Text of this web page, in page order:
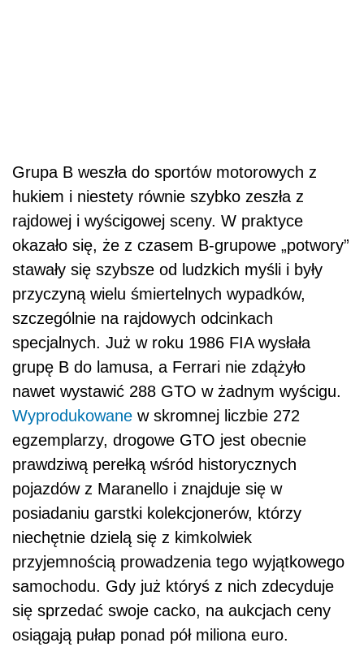
Grupa B weszła do sportów motorowych z
hukiem i niestety równie szybko zeszła z
rajdowej i wyścigowej sceny. W praktyce
okazało się, że z czasem B-grupowe „potwory”
stawały się szybsze od ludzkich myśli i były
przyczyną wielu śmiertelnych wypadków,
szczególnie na rajdowych odcinkach
specjalnych. Już w roku 1986 FIA wysłała
grupę B do lamusa, a Ferrari nie zdążyło
nawet wystawić 288 GTO w żadnym wyścigu.
Wyprodukowane w skromnej liczbie 272
egzemplarzy, drogowe GTO jest obecnie
prawdziwą perełką wśród historycznych
pojazdów z Maranello i znajduje się w
posiadaniu garstki kolekcjonerów, którzy
niechętnie dzielą się z kimkolwiek
przyjemnością prowadzenia tego wyjątkowego
samochodu. Gdy już któryś z nich zdecyduje
się sprzedać swoje cacko, na aukcjach ceny
osiągają pułap ponad pół miliona euro.